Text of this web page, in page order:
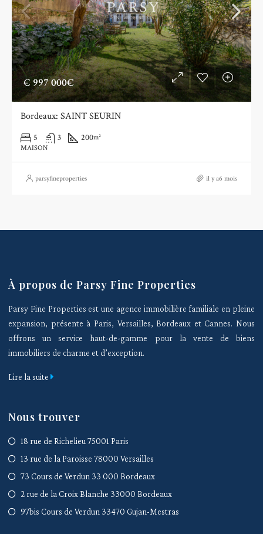
€997 000€
Bordeaux: SAINT SEURIN
5 3 200m²
MAISON
parsyfineproperties il y a6 mois
À propos de Parsy Fine Properties
Parsy Fine Properties est une agence immobilière familiale en pleine
expansion, présente à Paris, Versailles, Bordeaux et Cannes. Nous
offrons un service haut-de-gamme pour la vente de biens
immobiliers de charme et d’exception.
Lire la suite
Nous trouver
18 rue de Richelieu 75001 Paris
13 rue de la Paroisse 78000 Versailles
73 Cours de Verdun 33 000 Bordeaux
2 rue de la Croix Blanche 33000 Bordeaux
97bis Cours de Verdun 33470 Gujan-Mestras